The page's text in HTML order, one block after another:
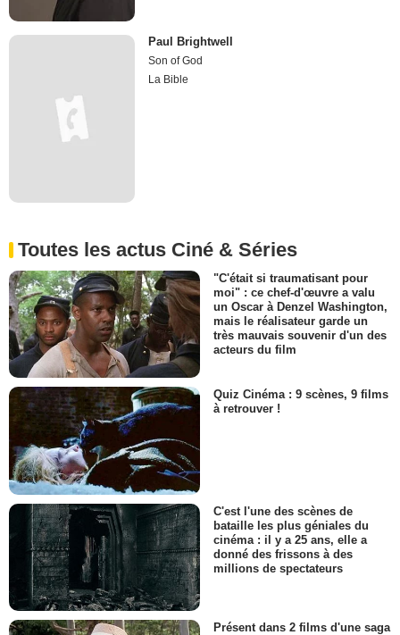
Paul Brightwell
Son of God
La Bible
Toutes les actus Ciné & Séries
"C'était si traumatisant pour
moi" : ce chef-d'œuvre a valu
un Oscar à Denzel Washington,
mais le réalisateur garde un
très mauvais souvenir d'un des
acteurs du film
Quiz Cinéma : 9 scènes, 9 films
à retrouver !
C'est l'une des scènes de
bataille les plus géniales du
cinéma : il y a 25 ans, elle a
donné des frissons à des
millions de spectateurs
Présent dans 2 films d'une saga